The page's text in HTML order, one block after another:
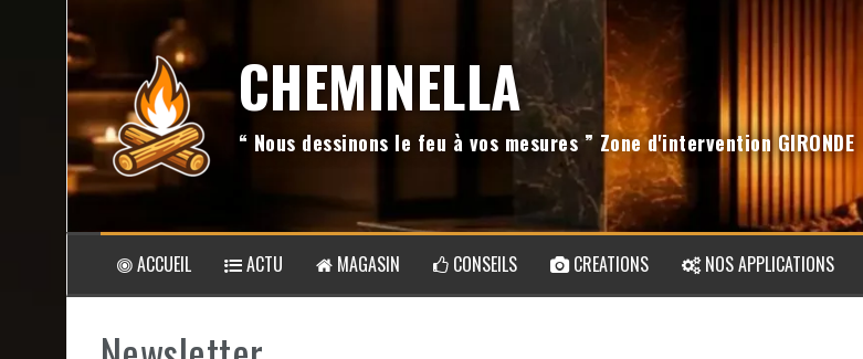
CHEMINELLA
“ Nous dessinons le feu à vos mesures ” Zone d'intervention GIRONDE
ACCUEIL ACTU MAGASIN CONSEILS CREATIONS NOS APPLICATIONS